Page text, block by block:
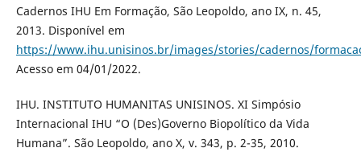
Cadernos IHU Em Formação, São Leopoldo, ano IX, n. 45,
2013. Disponível em
https://www.ihu.unisinos.br/images/stories/cadernos/
Acesso em 04/01/2022.
IHU. INSTITUTO HUMANITAS UNISINOS. XI Simpósio
Internacional IHU “O (Des)Governo Biopolítico da Vida
Humana”. São Leopoldo, ano X, v. 343, p. 2-35, 2010.